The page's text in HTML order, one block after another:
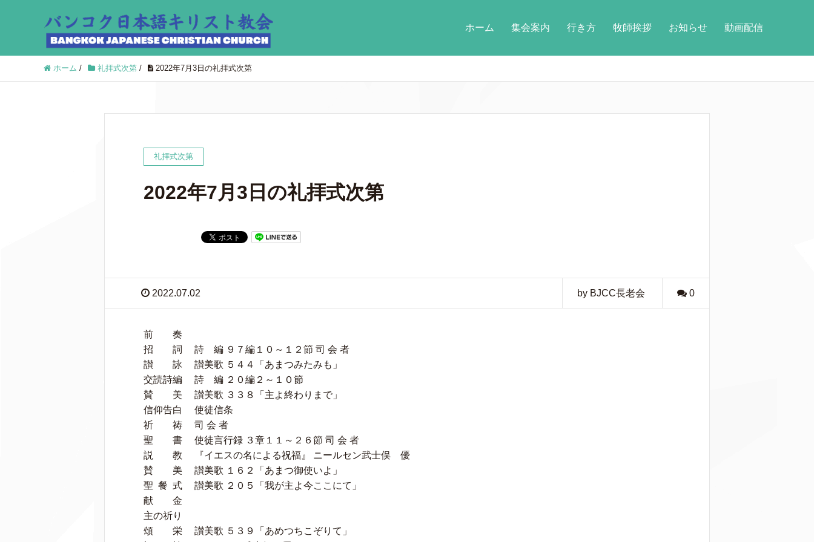
ホーム 集会案内 行き方 牧師挨拶 お知らせ 動画配信
ホーム / 礼拝式次第 / 2022年7月3日の礼拝式次第
礼拝式次第
2022年7月3日の礼拝式次第
2022.07.02 by BJCC長老会 0
前 奏
招 詞 詩 編 ９７編１０～１２節 司 会 者
讃 詠 讃美歌 ５４４「あまつみたみも」
交読詩編 詩 編 ２０編２～１０節
賛 美 讃美歌 ３３８「主よ終わりまで」
信仰告白 使徒信条
祈 祷 司 会 者
聖 書 使徒言行録 ３章１１～２６節 司 会 者
説 教 『イエスの名による祝福』 ニールセン武士俣 優
賛 美 讃美歌 １６２「あまつ御使いよ」
聖 餐 式 讃美歌 ２０５「我が主よ今ここにて」
献 金
主の祈り
頌 栄 讃美歌 ５３９「あめつちこぞりて」